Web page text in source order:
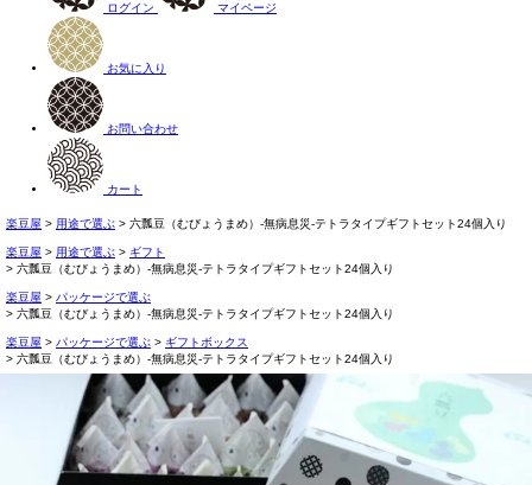
ログイン マイページ
お気に入り
お問い合わせ
カート
楽豆屋 用途で選ぶ 六瓢豆（むびょうまめ）-無病息災-テトラタイプギフトセット24個入り
楽豆屋 用途で選ぶ
ギフト
六瓢豆（むびょうまめ）-無病息災-テトラタイプギフトセット24個入り
楽豆屋
パッケージで選ぶ
六瓢豆（むびょうまめ）-無病息災-テトラタイプギフトセット24個入り
楽豆屋 パッケージで選ぶ
ギフトボックス
六瓢豆（むびょうまめ）-無病息災-テトラタイプギフトセット24個入り